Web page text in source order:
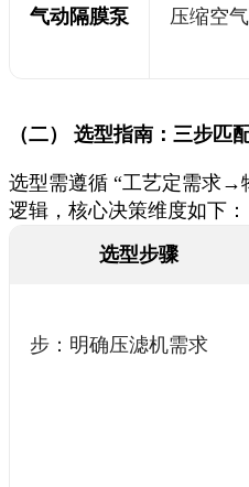
气动隔膜泵 压缩空
（二） 选型指南：三步匹
选型需遵循 “工艺定需求
逻辑，核心决策维度如下：
选型步骤
步：明确压滤机需求